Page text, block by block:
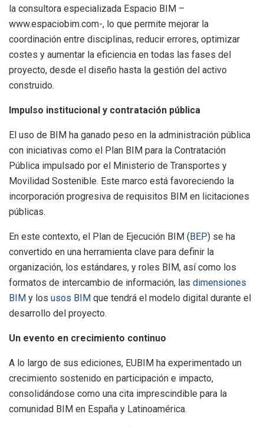
la consultora especializada Espacio BIM –
www.espaciobim.com-, lo que permite mejorar la
coordinación entre disciplinas, reducir errores, optimizar
costes y aumentar la eficiencia en todas las fases del
proyecto, desde el diseño hasta la gestión del activo
construido.
Impulso institucional y contratación pública
El uso de BIM ha ganado peso en la administración pública
con iniciativas como el Plan BIM para la Contratación
Pública impulsado por el Ministerio de Transportes y
Movilidad Sostenible. Este marco está favoreciendo la
incorporación progresiva de requisitos BIM en licitaciones
públicas.
En este contexto, el Plan de Ejecución BIM (BEP) se ha
convertido en una herramienta clave para definir la
organización, los estándares, y roles BIM, así como los
formatos de intercambio de información, las dimensiones
BIM y los usos BIM que tendrá el modelo digital durante el
desarrollo del proyecto.
Un evento en crecimiento continuo
A lo largo de sus ediciones, EUBIM ha experimentado un
crecimiento sostenido en participación e impacto,
consolidándose como una cita imprescindible para la
comunidad BIM en España y Latinoamérica.